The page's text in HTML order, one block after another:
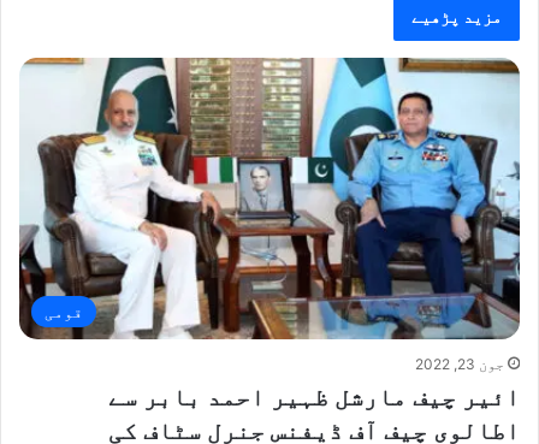
مزید پڑھیے
قومی
جون 23, 2022
ائیر چیف مارشل ظہیر احمد بابر سے
اطالوی چیف آف ڈیفنس جنرل سٹاف کی